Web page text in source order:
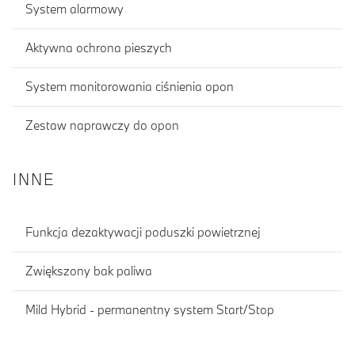
System alarmowy
Aktywna ochrona pieszych
System monitorowania ciśnienia opon
Zestaw naprawczy do opon
INNE
Funkcja dezaktywacji poduszki powietrznej
Zwiększony bak paliwa
Mild Hybrid - permanentny system Start/Stop